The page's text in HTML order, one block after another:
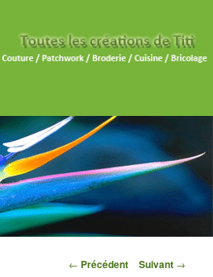
Navigation des articles
← Précédent Suivant →